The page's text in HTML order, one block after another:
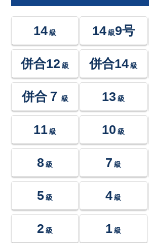
14 級 14級9号
併合12 級 併合14 級
併合７ 級 13 級
11 級 10 級
8 級 7 級
5 級 4 級
2 級 1 級